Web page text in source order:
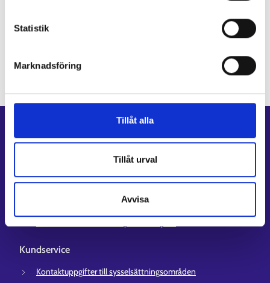
Statistik
Marknadsföring
Tillåt alla
Tillåt urval
Avvisa
Kundservice
Kontaktuppgifter till sysselsättningsområden